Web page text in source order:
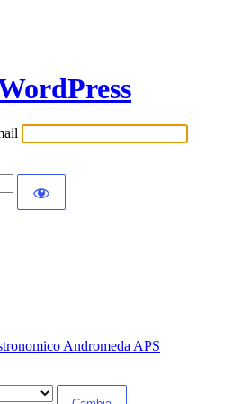
Andromeda APS